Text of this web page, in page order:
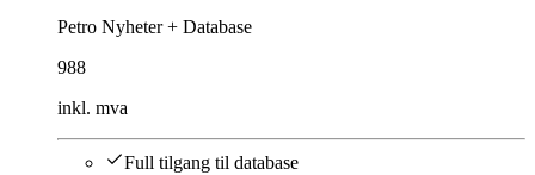
Petro Nyheter + Database
988
inkl. mva
Full tilgang til database